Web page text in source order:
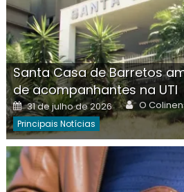
Santa Casa de Barretos
de acompanhantes na UTI
Posted
on
31 de julho de 2026 Author
O
Principais Notícias